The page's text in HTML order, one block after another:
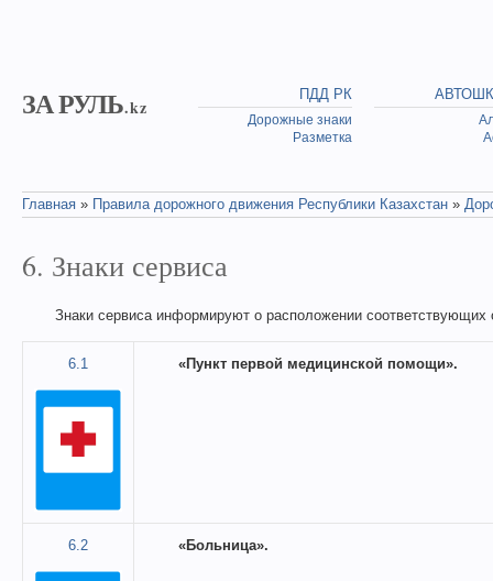
ЗА РУЛЬ.kz
ПДД РК
Дорожные знаки
Разметка
Главная » Правила дорожного движения Республики Казахстан »
6. Знаки сервиса
Знаки сервиса информируют о расположении соответствующих
6.1 «Пункт первой медицинской помощи».
6.2 «Больница».